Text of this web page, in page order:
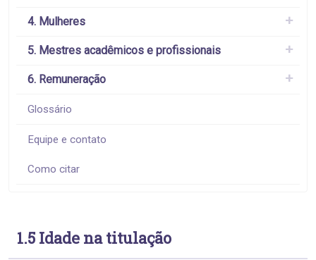
4. Mulheres
5. Mestres acadêmicos e profissionais
6. Remuneração
Glossário
Equipe e contato
Como citar
1.5 Idade na titulação